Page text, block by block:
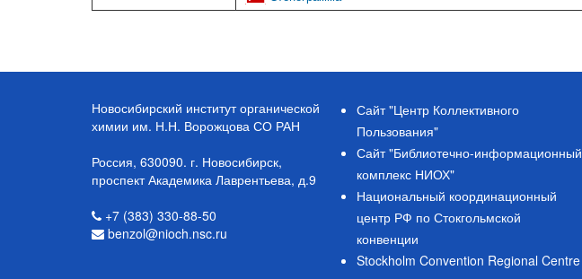
Новосибирский институт органической
химии им. Н.Н. Ворожцова СО РАН
Россия, 630090. г. Новосибирск,
проспект Академика Лаврентьева, д.9
+7 (383) 330-88-50
benzol@nioch.nsc.ru
Сайт "Центр Коллективного
Пользования"
Сайт "Библиотечно-информационный
комплекс НИОХ"
Национальный координационный
центр РФ по Стокгольмской
конвенции
Stockholm Convention Regional Centre